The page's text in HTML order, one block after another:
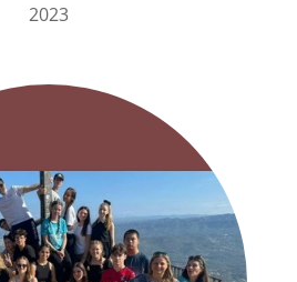
2023